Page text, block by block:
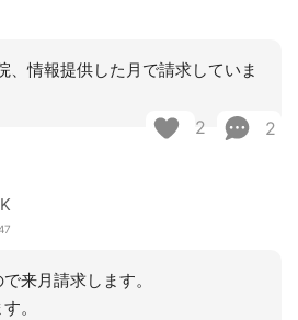
情報提供した月で請求していま
2 2
来月請求します。
。